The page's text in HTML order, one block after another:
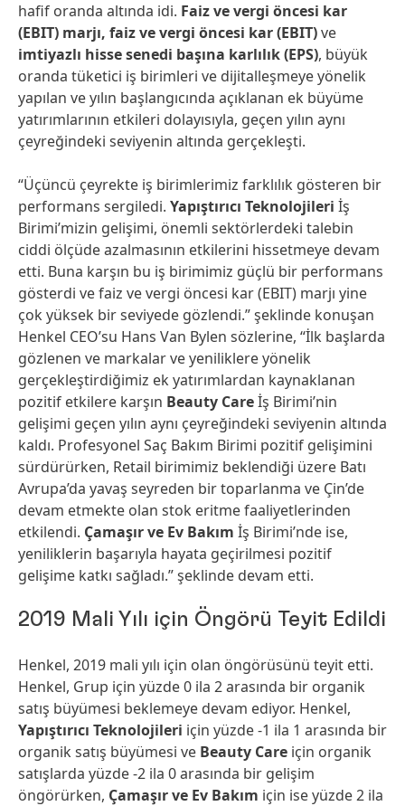
hafif oranda altında idi. Faiz ve vergi öncesi kar
(EBIT) marjı, faiz ve vergi öncesi kar(EBIT)ve
imtiyazlı hisse senedi başına karlılık(EPS), büyük
oranda tüketici iş birimleri ve dijitalleşmeye yönelik
yapılan ve yılın başlangıcında açıklanan ek büyüme
yatırımlarının etkileri dolayısıyla, geçen yılın aynı
çeyreğindeki seviyenin altında gerçekleşti.
“Üçüncü çeyrekte iş birimlerimiz farklılık gösteren bir
performans sergiledi. Yapıştırıcı Teknolojileri İş
Birimi’mizin gelişimi, önemli sektörlerdeki talebin
ciddi ölçüde azalmasının etkilerini hissetmeye devam
etti. Buna karşın bu iş birimimiz güçlü bir performans
gösterdi ve faiz ve vergi öncesi kar (EBIT) marjı yine
çok yüksek bir seviyede gözlendi.” şeklinde konuşan
Henkel CEO’su Hans Van Bylen sözlerine, “İlk başlarda
gözlenen ve markalar ve yeniliklere yönelik
gerçekleştirdiğimiz ek yatırımlardan kaynaklanan
pozitif etkilere karşın Beauty Careİş Birimi’nin
gelişimi geçen yılın aynı çeyreğindeki seviyenin altında
kaldı. Profesyonel Saç Bakım Birimi pozitif gelişimini
sürdürürken, Retail birimimiz beklendiği üzere Batı
Avrupa’da yavaş seyreden bir toparlanma ve Çin’de
devam etmekte olan stok eritme faaliyetlerinden
etkilendi. Çamaşır ve Ev Bakım İş Birimi’nde ise,
yeniliklerin başarıyla hayata geçirilmesi pozitif
gelişime katkı sağladı.” şeklinde devam etti.
2019 Mali Yılı için Öngörü Teyit Edildi
Henkel, 2019 mali yılı için olan öngörüsünü teyit etti.
Henkel, Grup için yüzde 0 ila 2 arasında bir organik
satış büyümesi beklemeye devam ediyor. Henkel,
Yapıştırıcı Teknolojileri için yüzde -1 ila 1 arasında bir
organik satış büyümesi ve Beauty Care için organik
satışlarda yüzde -2 ila 0 arasında bir gelişim
öngörürken, Çamaşır ve Ev Bakım için ise yüzde 2 ila